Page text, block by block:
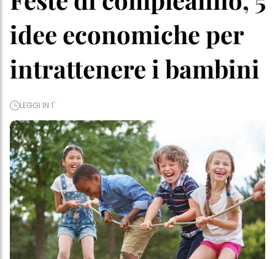
idee economiche per
intrattenere i bambini
LEGGI IN 1'